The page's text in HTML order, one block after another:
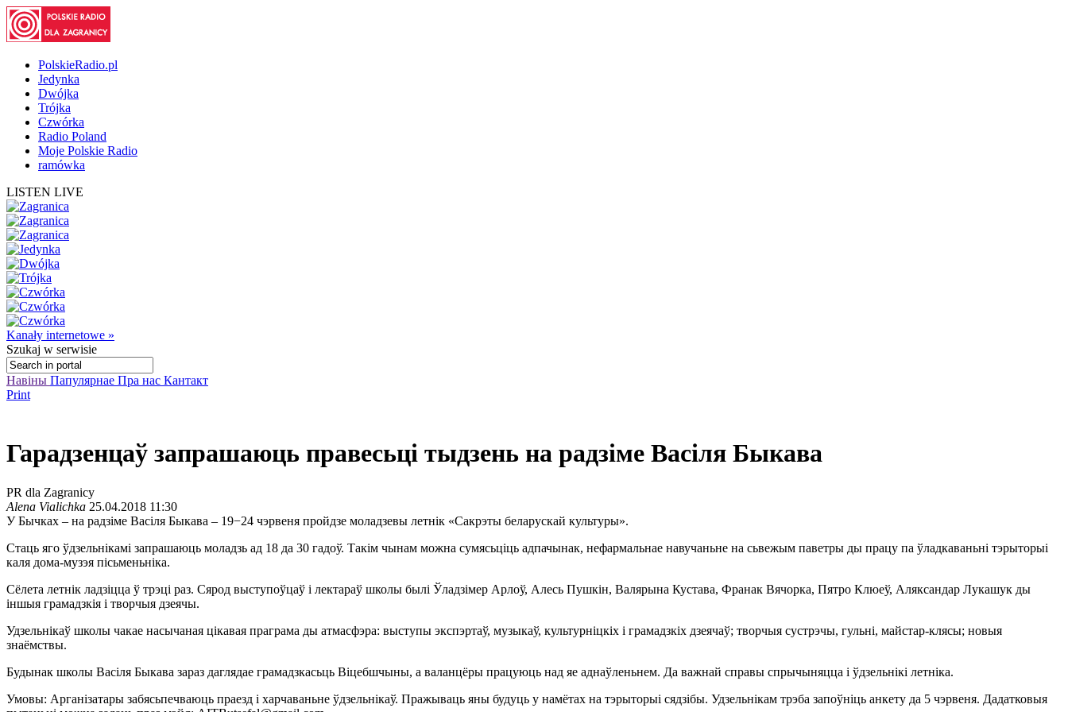
PolskieRadio.pl
Jedynka
Dwójka
Trójka
Czwórka
Radio Poland
Moje Polskie Radio
ramówka
LISTEN LIVE
Kanały internetowe »
Szukaj w serwisie
Навіны Папулярнае Пра нас Кантакт
Print
Гарадзенцаў запрашаюць правесьці тыдзень на радзіме Васіля Быкава
PR dla Zagranicy
Alena Vialichka 25.04.2018 11:30
У Бычках – на радзіме Васіля Быкава – 19−24 чэрвеня пройдзе моладзевы летнік «Сакрэты беларускай культуры».
Стаць яго ўдзельнікамі запрашаюць моладзь ад 18 да 30 гадоў. Такім чынам можна сумясьціць адпачынак, нефармальнае навучаньне на сьвежым паветры ды працу па ўладкаваньні тэрыторыі
каля дома-музэя пісьменьніка.
Сёлета летнік ладзіцца ў трэці раз. Сярод выступоўцаў і лектараў школы былі Ўладзімер Арлоў, Алесь Пушкін, Валярына Кустава, Франак Вячорка, Пятро Клюеў, Аляксандар Лукашук ды
іншыя грамадзкія і творчыя дзеячы.
Удзельнікаў школы чакае насычаная цікавая праграма ды атмасфэра: выступы экспэртаў, музыкаў, культурніцкіх і грамадзкіх дзеячаў; творчыя сустрэчы, гульні, майстар-клясы; новыя
знаёмствы.
Будынак школы Васіля Быкава зараз даглядае грамадзкасьць Віцебшчыны, а валанцёры працуюць над яе аднаўленьнем. Да важнай справы спрычыняцца і ўдзельнікі летніка.
Умовы: Арганізатары забясьпечваюць праезд і харчаваньне ўдзельнікаў. Пражываць яны будуць у намётах на тэрыторыі сядзібы. Удзельнікам трэба запоўніць анкету да 5 чэрвеня. Дадатковыя